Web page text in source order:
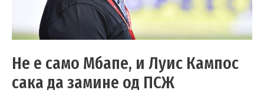
Не е само Мбапе, и Луис Кампос
сака да замине од ПСЖ